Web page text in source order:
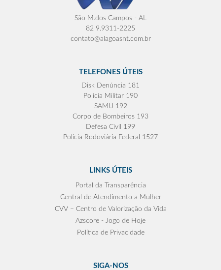
São M.dos Campos - AL
82 9.9311-2225
contato@alagoasnt.com.br
TELEFONES ÚTEIS
Disk Denúncia 181
Polícia Militar 190
SAMU 192
Corpo de Bombeiros 193
Defesa Civil 199
Polícia Rodoviária Federal 1527
LINKS ÚTEIS
Portal da Transparência
Central de Atendimento a Mulher
CVV – Centro de Valorização da Vida
Azscore - Jogo de Hoje
Política de Privacidade
SIGA-NOS